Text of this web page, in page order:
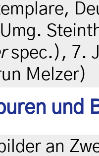
spec.), 7.
Melzer)
und
an